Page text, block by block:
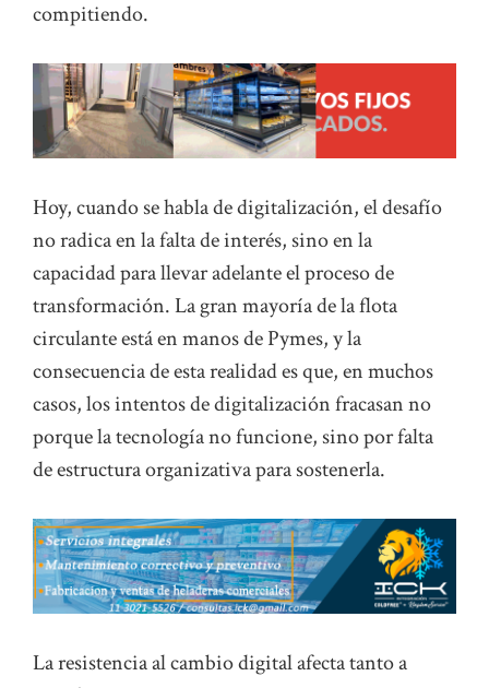
compitiendo.
Hoy, cuando se habla de digitalización, el desafío
no radica en la falta de interés, sino en la
capacidad para llevar adelante el proceso de
transformación. La gran mayoría de la flota
circulante está en manos de Pymes, y la
consecuencia de esta realidad es que, en muchos
casos, los intentos de digitalización fracasan no
porque la tecnología no funcione, sino por falta
de estructura organizativa para sostenerla.
La resistencia al cambio digital afecta tanto a